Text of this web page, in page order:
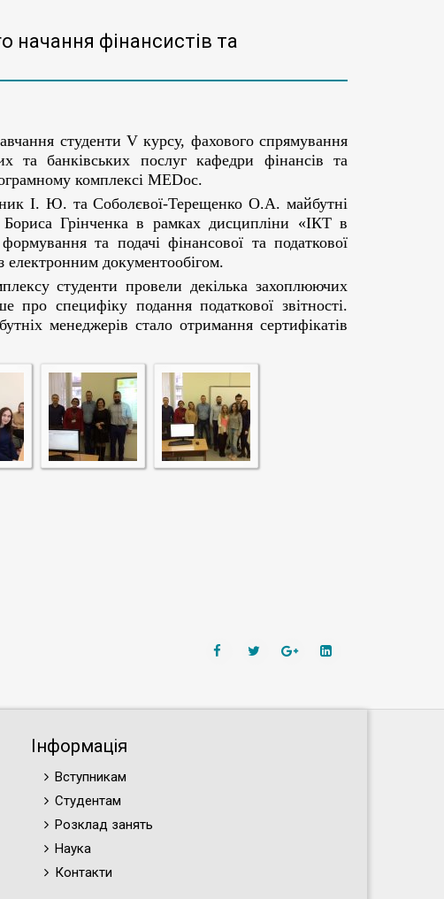
начання фінансистів та
студенти V курсу, фахового спрямування
та банківських послуг кафедри фінансів та
комплексі MEDoc.
І. Ю. та Соболєвої-Терещенко О.А. майбутні
Бориса Грінченка в рамках дисципліни «ІКТ в
та подачі фінансової та податкової
електронним документообігом.
студенти провели декілька захоплюючих
про специфіку подання податкової звітності.
менеджерів стало отримання сертифікатів
Інформація
Вступникам
Студентам
Розклад занять
Наука
Контакти